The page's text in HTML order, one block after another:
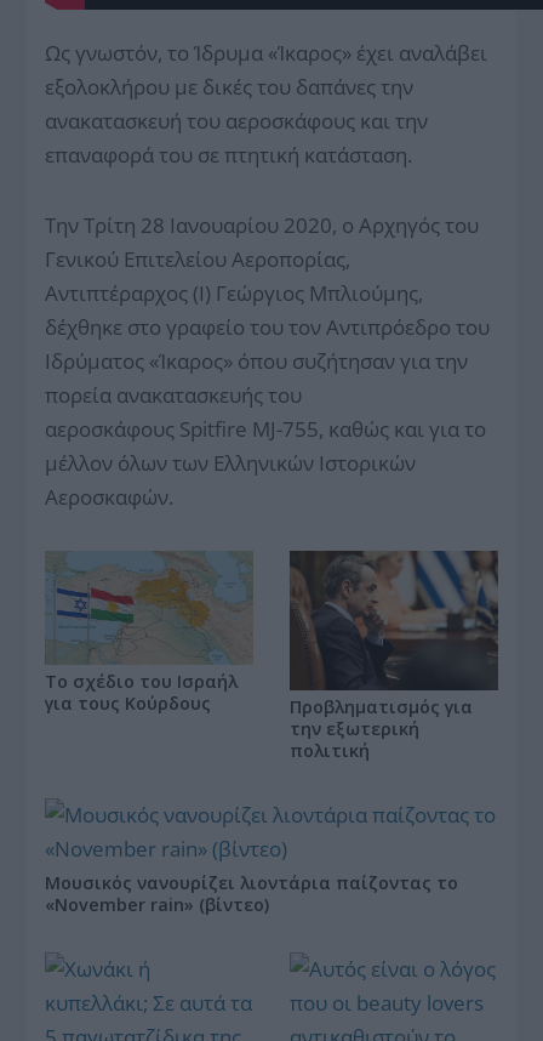
Ως γνωστόν, το Ίδρυμα «Ίκαρος» έχει αναλάβει
εξολοκλήρου με δικές του δαπάνες την
ανακατασκευή του αεροσκάφους και την
επαναφορά του σε πτητική κατάσταση.
Την Τρίτη 28 Ιανουαρίου 2020, ο Αρχηγός του
Γενικού Επιτελείου Αεροπορίας,
Αντιπτέραρχος (Ι) Γεώργιος Μπλιούμης,
δέχθηκε στο γραφείο του τον Αντιπρόεδρο του
Ιδρύματος «Ίκαρος» όπου συζήτησαν για την
πορεία ανακατασκευής του
αεροσκάφους Spitfire MJ-755, καθώς και για το
μέλλον όλων των Ελληνικών Ιστορικών
Αεροσκαφών.
Το σχέδιο του Ισραήλ
για τους Κούρδους
Προβληματισμός για
την εξωτερική
πολιτική
Μουσικός νανουρίζει λιοντάρια παίζοντας το
«November rain» (βίντεο)